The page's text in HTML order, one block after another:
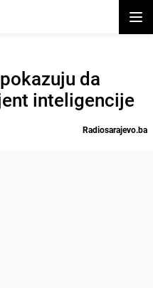
da
inteligencije
Radiosarajevo.ba